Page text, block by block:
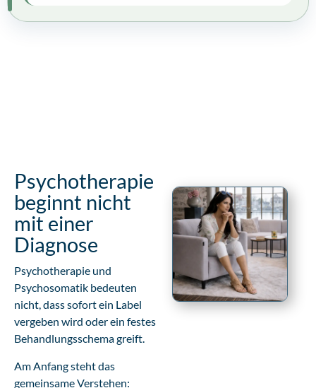
Psychotherapie
beginnt nicht
mit einer
Diagnose
Psychotherapie und
Psychosomatik bedeuten
nicht, dass sofort ein Label
vergeben wird oder ein festes
Behandlungsschema greift.
Am Anfang steht das
gemeinsame Verstehen: